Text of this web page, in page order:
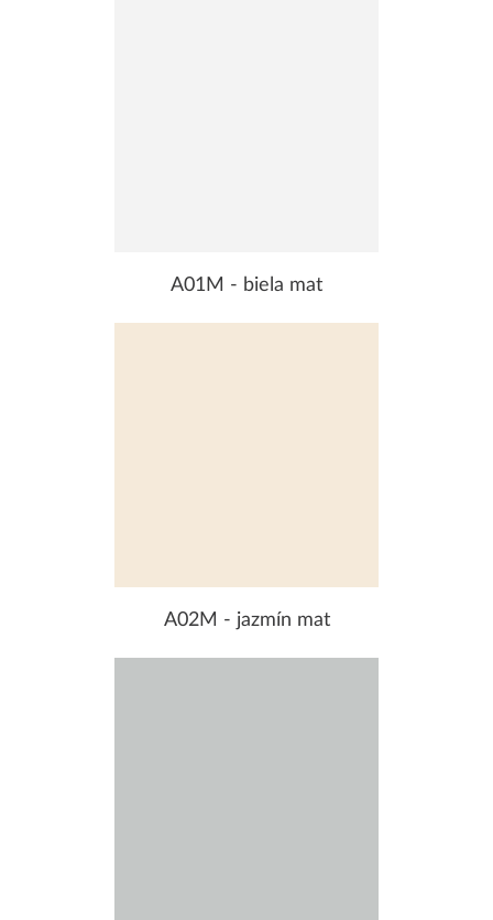
A01M - biela mat
A02M - jazmín mat